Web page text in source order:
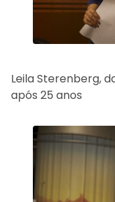
Leila Sterenberg,
após 25 anos